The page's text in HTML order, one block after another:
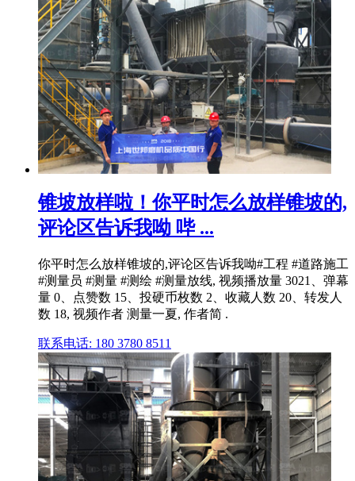
锥坡放样啦！你平时怎么放样锥坡的,
评论区告诉我呦 哔 ...
你平时怎么放样锥坡的,评论区告诉我呦#工程 #道路施工
#测量员 #测量 #测绘 #测量放线, 视频播放量 3021、弹幕
量 0、点赞数 15、投硬币枚数 2、收藏人数 20、转发人
数 18, 视频作者 测量一夏, 作者简 .
联系电话: 180 3780 8511